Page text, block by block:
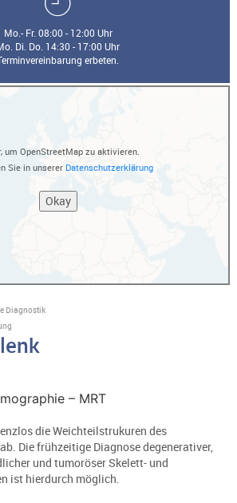
Mo.- Fr. 08:00 - 12:00 Uhr
Di. Do. 14:30 - 17:00 Uhr
erbeten.
um OpenStreetMap zu aktivieren.
Sie in unserer Datenschutzerklärung
Diagnostik
– MRT
die Weichteilstrukuren des
Die frühzeitige Diagnose degenerativer,
und tumoröser Skelett- und
ist hierdurch möglich.